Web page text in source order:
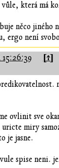
která má
něco jiného
ergo není
15:26:39 [↑]
ovlinit sve
miry
je jasne.
spise neni.